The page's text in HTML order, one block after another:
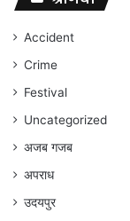
जारी
रहेगा
अंकित
गौरहा
Accident
Crime
Festival
Uncategorized
अजब गजब
अपराध
उदयपुर